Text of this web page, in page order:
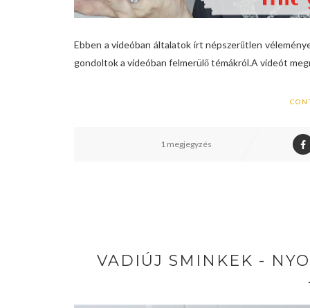
Ebben a videóban általatok írt népszerűtlen
gondoltok a videóban felmerülő témákról.A videót
1 megjegyzés
VADIÚJ SMINKEK -